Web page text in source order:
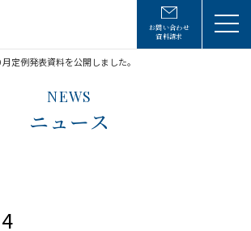
お問い合わせ
資料請求
月定例発表資料を公開しました。
NEWS
ニュース